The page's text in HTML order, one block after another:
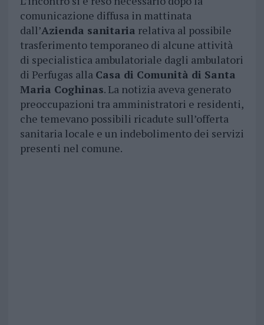
comunicazione diffusa in mattinata
dall’Azienda sanitaria relativa al possibile
trasferimento temporaneo di alcune attività
di specialistica ambulatoriale dagli ambulatori
di Perfugas alla Casa di Comunità di Santa
Maria Coghinas. La notizia aveva generato
preoccupazioni tra amministratori e residenti,
che temevano possibili ricadute sull’offerta
sanitaria locale e un indebolimento dei servizi
presenti nel comune.